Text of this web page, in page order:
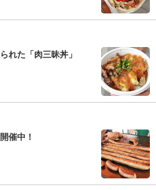
れた「肉三昧丼」
催中！